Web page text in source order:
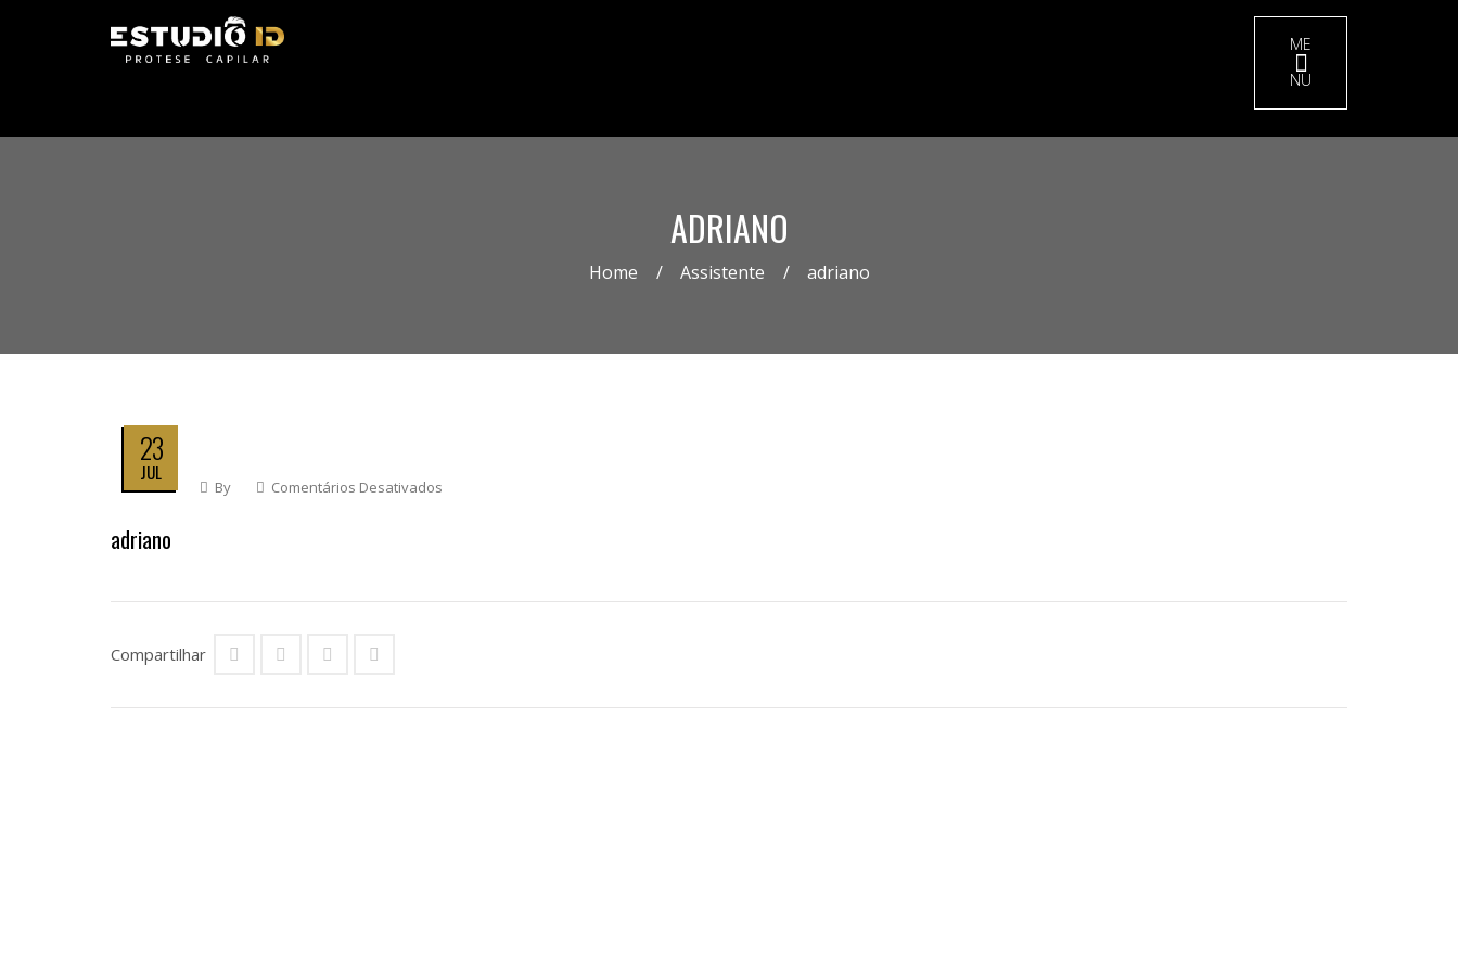
ME
NU
ADRIANO
Home Assistente adriano
23
JUL
By Comentários Desativados
adriano
Compartilhar